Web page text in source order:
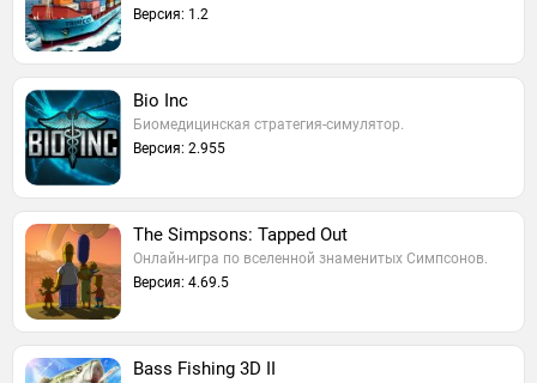
Версия: 1.2
Bio Inc
Биомедицинская стратегия-симулятор.
Версия: 2.955
The Simpsons: Tapped Out
Онлайн-игра по вселенной знаменитых Симпсонов.
Версия: 4.69.5
Bass Fishing 3D II